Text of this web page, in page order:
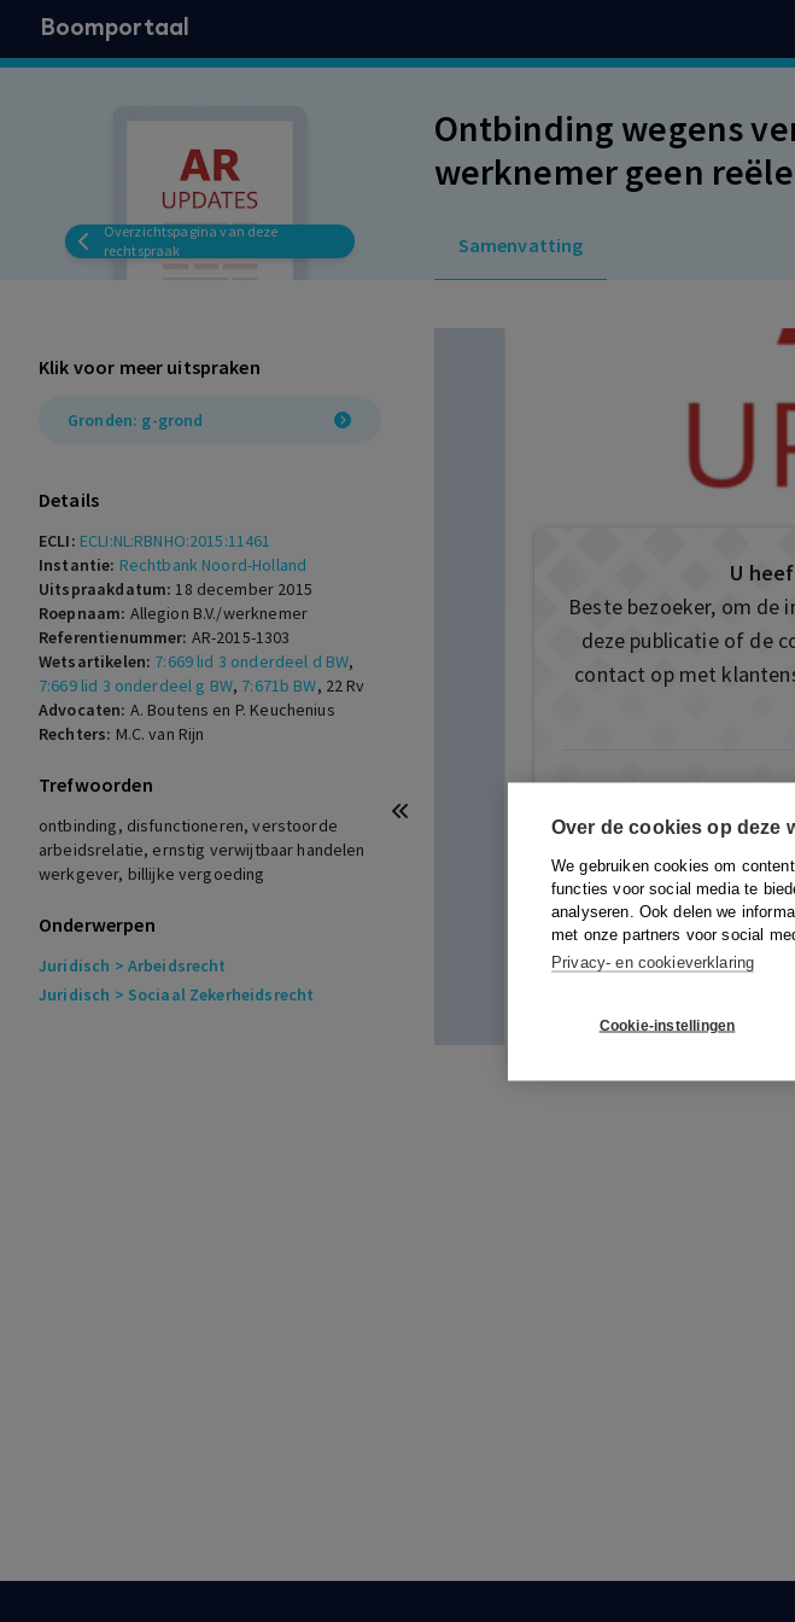
Over de cookies op deze
We gebruiken cookies om
functies voor social media te
analyseren. Ook delen we
met onze partners voor social
Privacy- en cookieverklaring
Cookie-instellingen
Boomportaal
Overzichtspagina van deze
rechtspraak
Ontbinding wegens
werknemer geen
vergoeding € 15.000.
Samenvatting
Klik voor meer uitspraken
Gronden: g-grond
Details
ECLI: ECLI:NL:RBNHO:2015:11461
Instantie: Rechtbank Noord-Holland
Uitspraakdatum:18 december 2015
Roepnaam: Allegion B.V./werknemer
Referentienummer: AR-2015-1303
Wetsartikelen: 7:669 lid 3 onderdeel d BW,
7:669 lid 3 onderdeel g BW, 7:671b BW, 22 Rv
Advocaten: A. Boutens en P. Keuchenius
Rechters: M.C. van Rijn
Trefwoorden
ontbinding, disfunctioneren, verstoorde
arbeidsrelatie, ernstig verwijtbaar handelen
werkgever, billijke vergoeding
Onderwerpen
Juridisch > Arbeidsrecht
Juridisch > Sociaal Zekerheidsrecht
U
Beste bezoeker, om de
deze publicatie of de
contact op met
Deze publicatie is ook
ook de